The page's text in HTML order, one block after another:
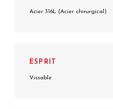
Acier 316L (Acier chirurgical)
ESPRIT
Vissable